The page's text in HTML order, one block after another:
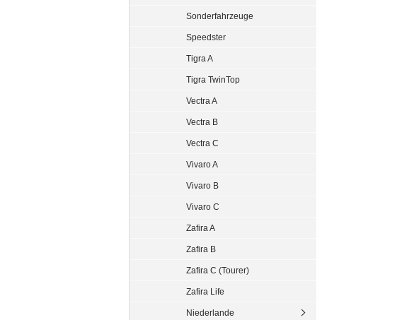
Sonderfahrzeuge
Speedster
Tigra A
Tigra TwinTop
Vectra A
Vectra B
Vectra C
Vivaro A
Vivaro B
Vivaro C
Zafira A
Zafira B
Zafira C (Tourer)
Zafira Life
Niederlande